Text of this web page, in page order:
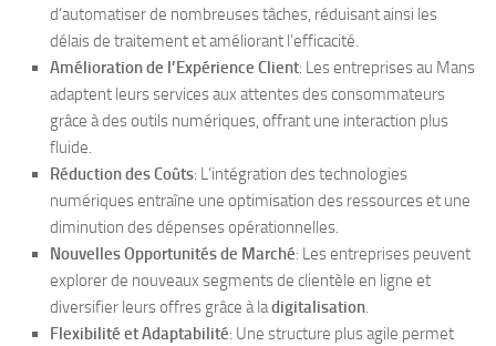
d’automatiser de nombreuses tâches, réduisant ainsi les
délais de traitement et améliorant l’efficacité.
Amélioration de l’Expérience Client: Les entreprises au Mans
adaptent leurs services aux attentes des consommateurs
grâce à des outils numériques, offrant une interaction plus
fluide.
Réduction des Coûts: L’intégration des technologies
numériques entraîne une optimisation des ressources et une
diminution des dépenses opérationnelles.
Nouvelles Opportunités de Marché: Les entreprises peuvent
explorer de nouveaux segments de clientèle en ligne et
diversifier leurs offres grâce à ladigitalisation.
Flexibilité et Adaptabilité: Une structure plus agile permet